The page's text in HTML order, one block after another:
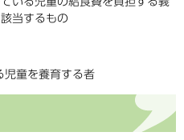
当するもの
児童を養育する者